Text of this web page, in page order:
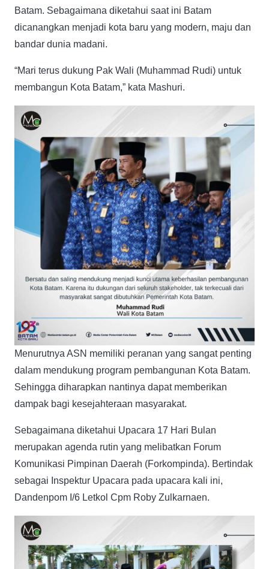
Batam. Sebagaimana diketahui saat ini Batam
dicanangkan menjadi kota baru yang modern, maju dan
bandar dunia madani.
“Mari terus dukung Pak Wali (Muhammad Rudi) untuk
membangun Kota Batam,” kata Mashuri.
Menurutnya ASN memiliki peranan yang sangat penting
dalam mendukung program pembangunan Kota Batam.
Sehingga diharapkan nantinya dapat memberikan
dampak bagi kesejahteraan masyarakat.
Sebagaimana diketahui Upacara 17 Hari Bulan
merupakan agenda rutin yang melibatkan Forum
Komunikasi Pimpinan Daerah (Forkompinda). Bertindak
sebagai Inspektur Upacara pada upacara kali ini,
Dandenpom I/6 Letkol Cpm Roby Zulkarnaen.